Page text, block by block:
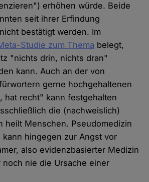
erhöhen würde. Beide
seit ihrer Erfindung
bestätigt werden. Im
Studie zum Thema belegt,
"nichts drin, nichts dran"
kann. Auch an der von
gerne hochgehaltenen
hat recht" kann festgehalten
die (nachweislich)
heilt Menschen. Pseudomedizin
kann hingegen zur Angst vor
also evidenzbasierter Medizin
nie die Ursache einer